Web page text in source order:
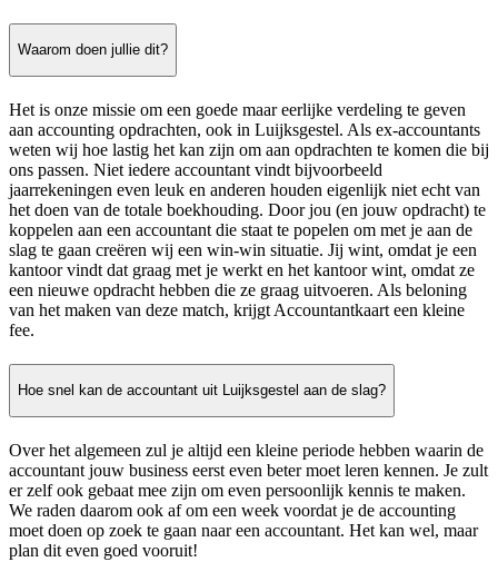
Waarom doen jullie dit?
Het is onze missie om een goede maar eerlijke verdeling te geven
aan accounting opdrachten, ook in Luijksgestel. Als ex-accountants
weten wij hoe lastig het kan zijn om aan opdrachten te komen die bij
ons passen. Niet iedere accountant vindt bijvoorbeeld
jaarrekeningen even leuk en anderen houden eigenlijk niet echt van
het doen van de totale boekhouding. Door jou (en jouw opdracht) te
koppelen aan een accountant die staat te popelen om met je aan de
slag te gaan creëren wij een win-win situatie. Jij wint, omdat je een
kantoor vindt dat graag met je werkt en het kantoor wint, omdat ze
een nieuwe opdracht hebben die ze graag uitvoeren. Als beloning
van het maken van deze match, krijgt Accountantkaart een kleine
fee.
Hoe snel kan de accountant uit Luijksgestel aan de slag?
Over het algemeen zul je altijd een kleine periode hebben waarin de
accountant jouw business eerst even beter moet leren kennen. Je zult
er zelf ook gebaat mee zijn om even persoonlijk kennis te maken.
We raden daarom ook af om een week voordat je de accounting
moet doen op zoek te gaan naar een accountant. Het kan wel, maar
plan dit even goed vooruit!